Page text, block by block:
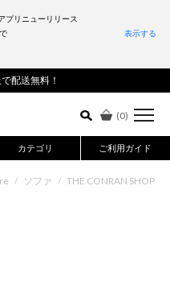
配送無料！
(0)
カテゴリ ご利用ガイド
詳細検索はこちら
/ ソファ / THE CONRAN SHOP
プリニューリリース
表示する